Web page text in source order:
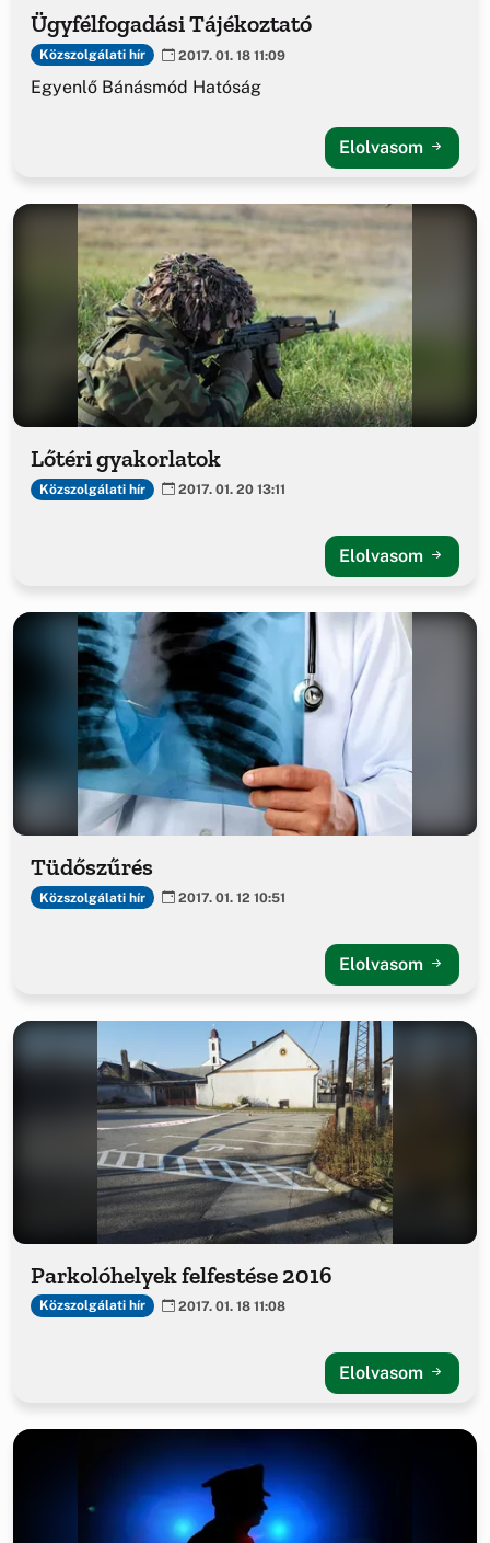
Ügyfélfogadási Tájékoztató
Közszolgálati hír 2017. 01. 18 11:09
Egyenlő Bánásmód Hatóság
Elolvasom
Lőtéri gyakorlatok
Közszolgálati hír 2017. 01. 20 13:11
Elolvasom
Tüdőszűrés
Közszolgálati hír 2017. 01. 12 10:51
Elolvasom
Parkolóhelyek felfestése 2016
Közszolgálati hír 2017. 01. 18 11:08
Elolvasom